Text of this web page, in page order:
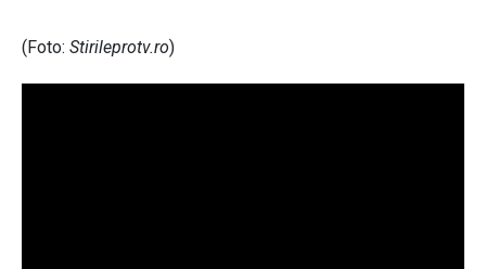
(Foto: Stirileprotv.ro)